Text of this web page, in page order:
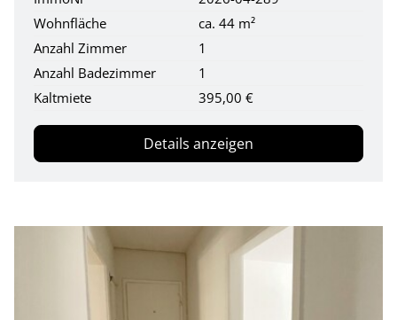
Wohnfläche
ca. 44 m²
Anzahl Zimmer
1
Anzahl Badezimmer
1
Kaltmiete
395,00 €
Details anzeigen